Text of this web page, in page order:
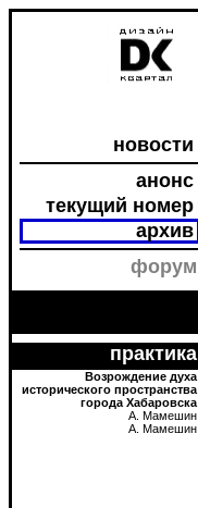
новости
анонс
текущий номер
архив
форум
практика
Возрождение духа
исторического пространства
города Хабаровска
А. Мамешин
А. Мамешин